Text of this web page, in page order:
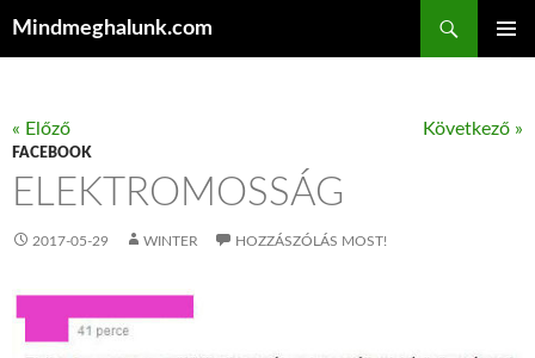
Mindmeghalunk.com
« Előző Következő »
FACEBOOK
ELEKTROMOSSÁG
2017-05-29 WINTER HOZZÁSZÓLÁS MOST!